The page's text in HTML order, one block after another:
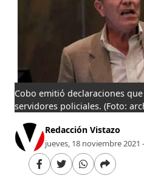
Cobo emitió declaraciones
servidores policiales.(Foto:
Redacción Vistazo
jueves, 18 noviembre 2021